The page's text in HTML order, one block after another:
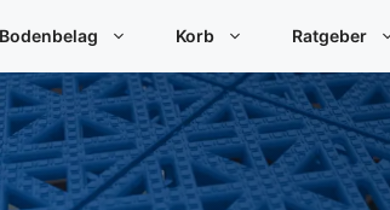
Bodenbelag Korb Ratgeber